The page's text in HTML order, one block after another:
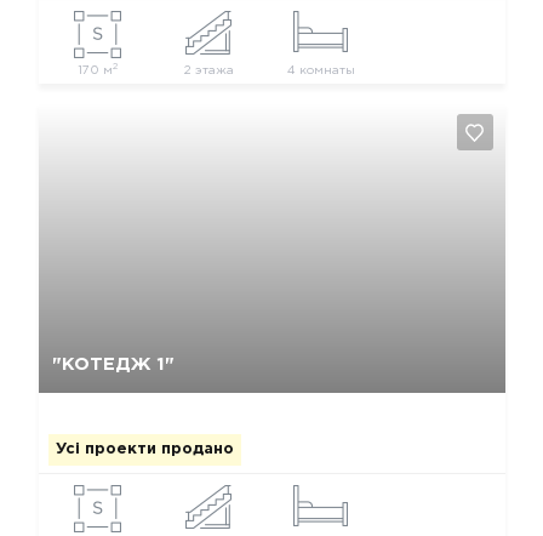
170 м 2 2 этажа 4 комнаты
"КОТЕДЖ 1"
Усі проекти продано